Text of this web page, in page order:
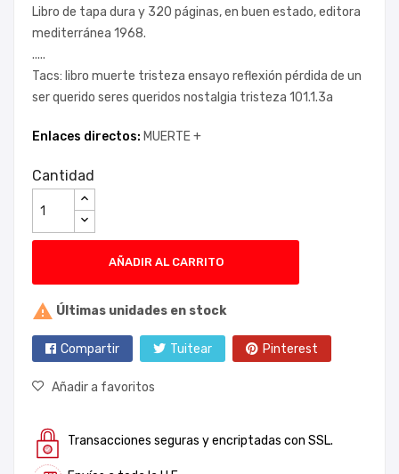
Libro de tapa dura y 320 páginas, en buen estado, editora
mediterránea 1968.
.....
Tacs: libro muerte tristeza ensayo reflexión pérdida de un
ser querido seres queridos nostalgia tristeza 101.1.3a
Enlaces directos: MUERTE +
Cantidad
AÑADIR AL CARRITO
 Últimas unidades en stock
Compartir Tuitear Pinterest
Añadir a favoritos
Transacciones seguras y encriptadas con SSL.